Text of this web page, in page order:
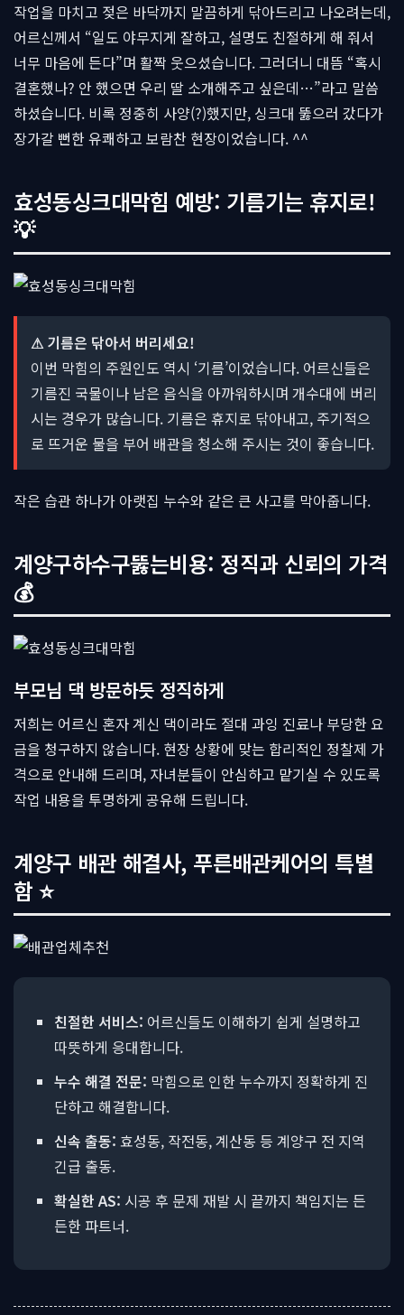
작업을 마치고 젖은 바닥까지 말끔하게 닦아드리고 나오려는데,
어르신께서 “일도 야무지게 잘하고, 설명도 친절하게 해 줘서
너무 마음에 든다”며 활짝 웃으셨습니다. 그러더니 대뜸 “혹시
결혼했나? 안 했으면 우리 딸 소개해주고 싶은데…”라고 말씀
하셨습니다. 비록 정중히 사양(?)했지만, 싱크대 뚫으러 갔다가
장가갈 뻔한 유쾌하고 보람찬 현장이었습니다. ^^
효성동싱크대막힘 예방: 기름기는 휴지로!
💡
⚠ 기름은 닦아서 버리세요!
이번 막힘의 주원인도 역시 ‘기름’이었습니다. 어르신들은
기름진 국물이나 남은 음식을 아까워하시며 개수대에 버리
시는 경우가 많습니다. 기름은 휴지로 닦아내고, 주기적으
로 뜨거운 물을 부어 배관을 청소해 주시는 것이 좋습니다.
작은 습관 하나가 아랫집 누수와 같은 큰 사고를 막아줍니다.
계양구하수구뚫는비용: 정직과 신뢰의 가격
💰
부모님 댁 방문하듯 정직하게
저희는 어르신 혼자 계신 댁이라도 절대 과잉 진료나 부당한 요
금을 청구하지 않습니다. 현장 상황에 맞는 합리적인 정찰제 가
격으로 안내해 드리며, 자녀분들이 안심하고 맡기실 수 있도록
작업 내용을 투명하게 공유해 드립니다.
계양구 배관 해결사, 푸른배관케어의 특별
함 ⭐
친절한 서비스: 어르신들도 이해하기 쉽게 설명하고
따뜻하게 응대합니다.
누수 해결 전문: 막힘으로 인한 누수까지 정확하게 진
단하고 해결합니다.
신속 출동: 효성동, 작전동, 계산동 등 계양구 전 지역
긴급 출동.
확실한 AS: 시공 후 문제 재발 시 끝까지 책임지는 든
든한 파트너.